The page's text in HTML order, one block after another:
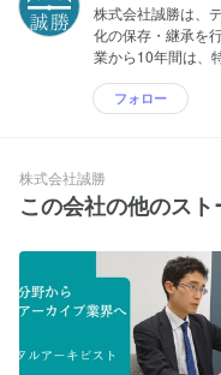
株式会社誠勝は、
化の保存・継承を
業から10年間は、
フォロー
株式会社誠勝
この会社の他のス